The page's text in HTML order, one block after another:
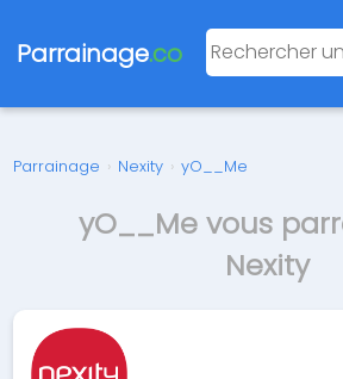
Parrainage.co
Parrainage › Nexity › yO__Me
yO__Me vous
Nexity